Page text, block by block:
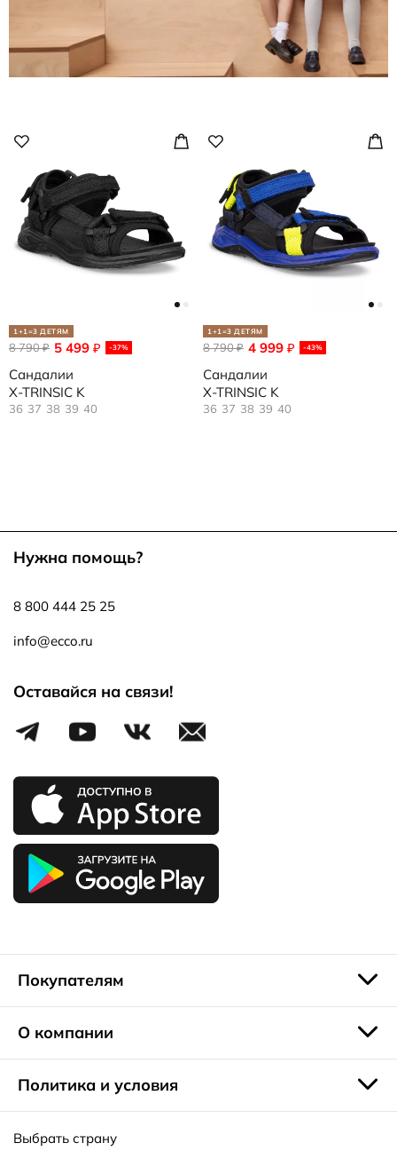
1+1=3 ДЕТЯМ
5 499 ₽ -37%
8 790₽
Сандалии
X-TRINSIC K
36 37 38 39 40
1+1=3 ДЕТЯМ
4 999 ₽ -43%
8 790₽
Сандалии
X-TRINSIC K
36 37 38 39 40
Нужна помощь?
8 800 444 25 25
info@ecco.ru
Оставайся на связи!
Покупателям
О компании
Политика и условия
Выбрать страну